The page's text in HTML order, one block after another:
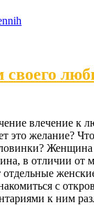
влечение к
это желание?
Женщина
в отличии от
с
к ним